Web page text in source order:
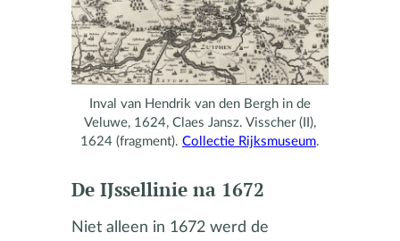
Inval van Hendrik van den Bergh in de
Veluwe, 1624, Claes Jansz. Visscher (II),
1624 (fragment). Collectie Rijksmuseum.
De IJssellinie na 1672
Niet alleen in 1672 werd de